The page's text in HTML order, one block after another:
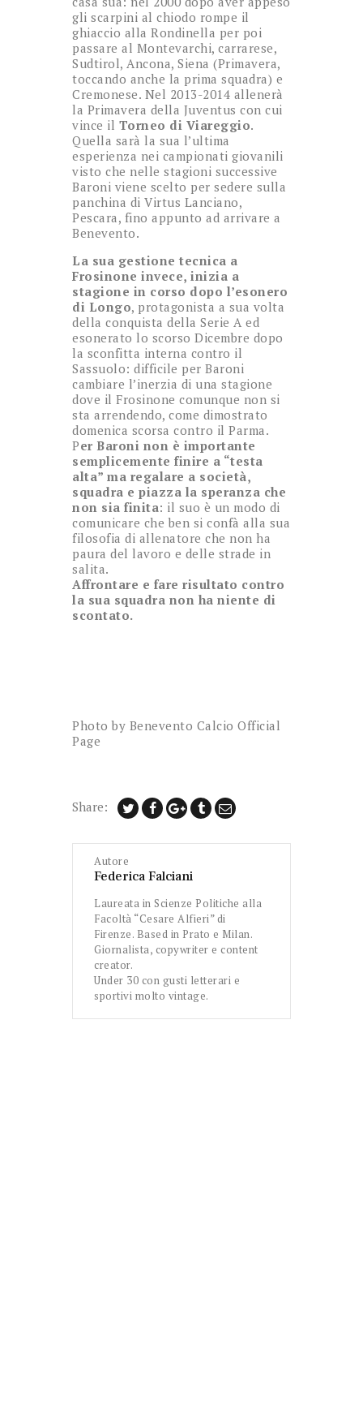
gli scarpini al chiodo rompe il
ghiaccio alla Rondinella per poi
passare al Montevarchi, carrarese,
Sudtirol, Ancona, Siena (Primavera,
toccando anche la prima squadra) e
Cremonese. Nel 2013-2014 allenerà
la Primavera della Juventus con cui
vince il Torneo di Viareggio.
Quella sarà la sua l’ultima
esperienza nei campionati giovanili
visto che nelle stagioni successive
Baroni viene scelto per sedere sulla
panchina di Virtus Lanciano,
Pescara, fino appunto ad arrivare a
Benevento.
La sua gestione tecnica a
Frosinone invece, inizia a
stagione in corso dopo l’esonero
di Longo, protagonista a sua volta
della conquista della Serie A ed
esonerato lo scorso Dicembre dopo
la sconfitta interna contro il
Sassuolo: difficile per Baroni
cambiare l’inerzia di una stagione
dove il Frosinone comunque non si
sta arrendendo, come dimostrato
domenica scorsa contro il Parma.
Per Baroni non è importante
semplicemente finire a “testa
alta” ma regalare a società,
squadra e piazza la speranza che
non sia finita: il suo è un modo di
comunicare che ben si confà alla sua
filosofia di allenatore che non ha
paura del lavoro e delle strade in
salita.
Affrontare e fare risultato contro
la sua squadra non ha niente di
scontato.
Photo by Benevento Calcio Official
Page
Share:
Autore
Federica Falciani
Laureata in Scienze Politiche alla
Facoltà “Cesare Alfieri” di
Firenze. Based in Prato e Milan.
Giornalista, copywriter e content
creator.
Under 30 con gusti letterari e
sportivi molto vintage.